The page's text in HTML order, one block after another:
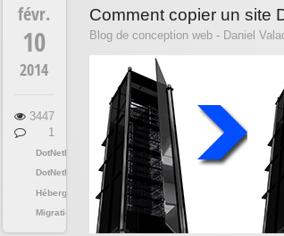
Comment copier un site
Blog de conception web - Daniel
févr.
10
2014
3447
1
DotNetNuke
DotNetNuke
Hébergement
Migration